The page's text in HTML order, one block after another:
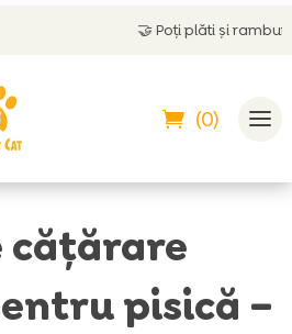
Poți plăti și ramburs
(0)
cățărare
pisică –